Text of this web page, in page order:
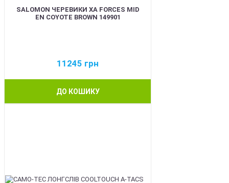
SALOMON ЧЕРЕВИКИ XA FORCES MID
EN COYOTE BROWN 149901
11245 грн
ДО КОШИКУ